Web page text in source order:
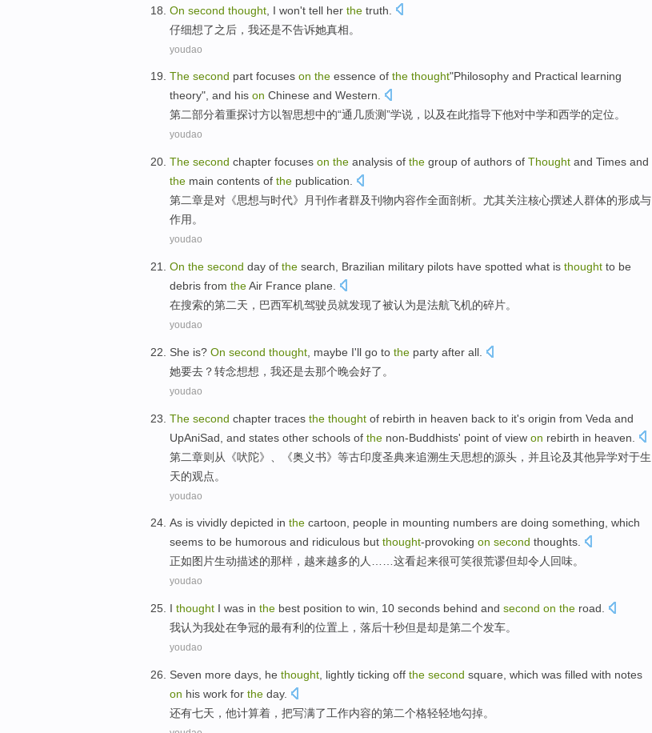
On second thought I won't tell her the truth
仔细想了之后 ， 我还是不告诉她真相。
youdao
The second part focuses on the essence of the thought"Philosophy and Practical learning
theory", and his on Chinese and Western.
第二部分着重探讨方以智思想中的“通几质测”学说 ， 以及在此指导下他对中学和西学的定位。
youdao
The second chapter focuses on the analysis of the group of authors of Thought and Times and
the main contents of the publication.
第二章是对《思想与时代》月刊 作者群及刊物内容作全面剖析。尤其关注核心撰述 人群体的形成与
作用。
youdao
On the second day of the search Brazilian military pilots have spotted what is thought to be
debris from theAir France plane
在搜索的第二天 ， 巴西军机驾驶员就发现了被认为是法航飞机的碎片。
youdao
She is? On second thought , maybe I'll go to the party after all.
她要去？转念想想， 我还是去那个晚会好了。
youdao
The second chapter traces the thought of rebirth in heaven back to it's origin from Veda and
UpAniSad and states other schools of the non-Buddhists' point of view on rebirth in heaven
第二章则从 《吠陀》、《奥义书》等古印度圣典来追溯生天思想的源头 ， 并且论及其他异学对于生
天的观点。
youdao
As is vividly depicted in the cartoon, people in mounting numbers are doing something, which
seems to be humorous and ridiculous but thought-provoking on second thoughts.
正如图片生动描述的那样， 越来越多的人 ……这看起来很可笑很荒谬但却令人回味。
youdao
I thought I was in the best position to win, 10 seconds behind and second on the road
我认为我处在争冠的最有利的位置 上， 落后十秒但是却是第二个发车。
youdao
Seven more days he thought lightly ticking off the second square, which was filled with notes
on his work for the day.
还有七天 ， 他计算着，把写满了工作内容的第二个格轻轻地勾掉。